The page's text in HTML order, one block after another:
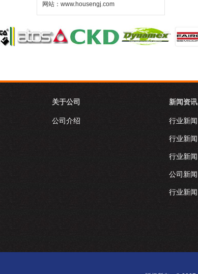
网站： www.housengj.com
关于公司
公司介绍
新闻资讯
行业新闻
行业新闻
行业新闻
公司新闻
行业新闻